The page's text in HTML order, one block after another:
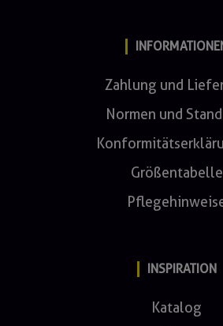
Zahlung und
Normen und
Größentabelle
INSPIRATION
Katalog